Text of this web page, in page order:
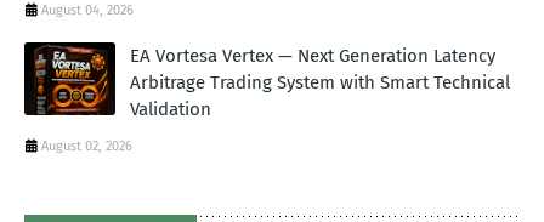
August 04, 2026
EA Vortesa Vertex — Next Generation Latency
Arbitrage Trading System with Smart Technical
Validation
August 02, 2026